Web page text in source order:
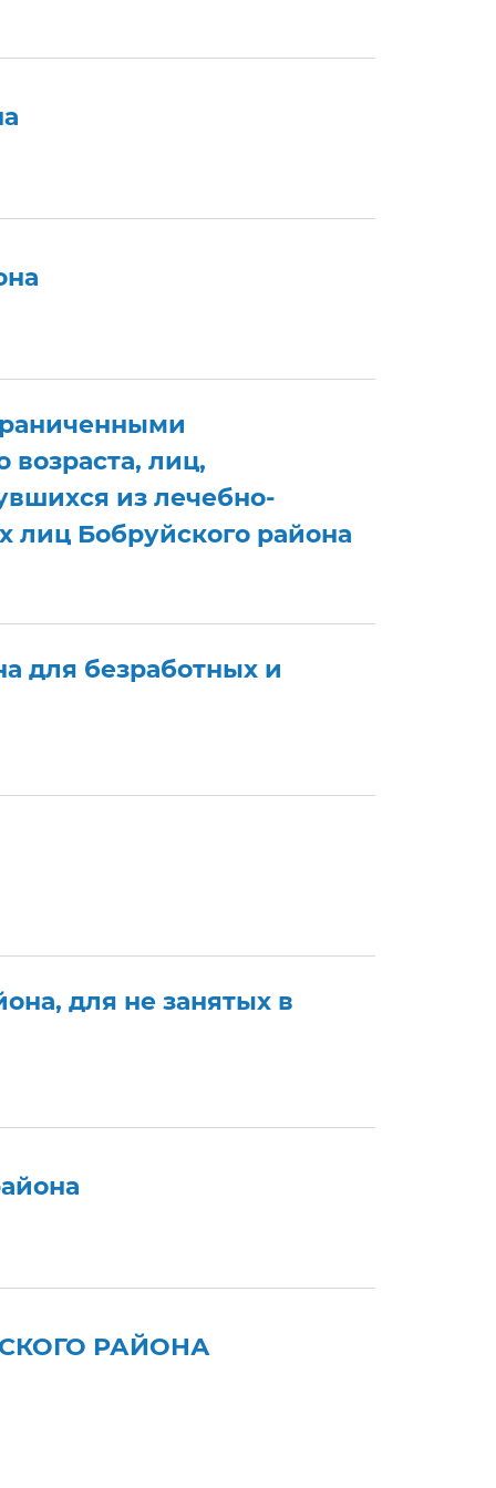
лиц,
из лечебно-
лиц Бобруйского района
для безработных и
для не занятых в
РАЙОНА